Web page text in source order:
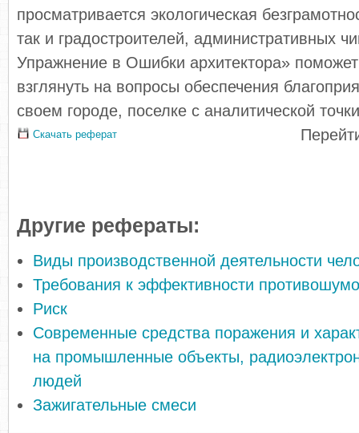
просматривается экологическая
так и градостроителей, административных
Упражнение в Ошибки архитектора»
взглянуть на вопросы обеспечения
своем городе, поселке с аналитической
Скачать реферат
Другие рефераты:
Виды производственной деятельности
Требования к эффективности
Риск
Современные средства поражения и
на промышленные объекты,
людей
Зажигательные смеси